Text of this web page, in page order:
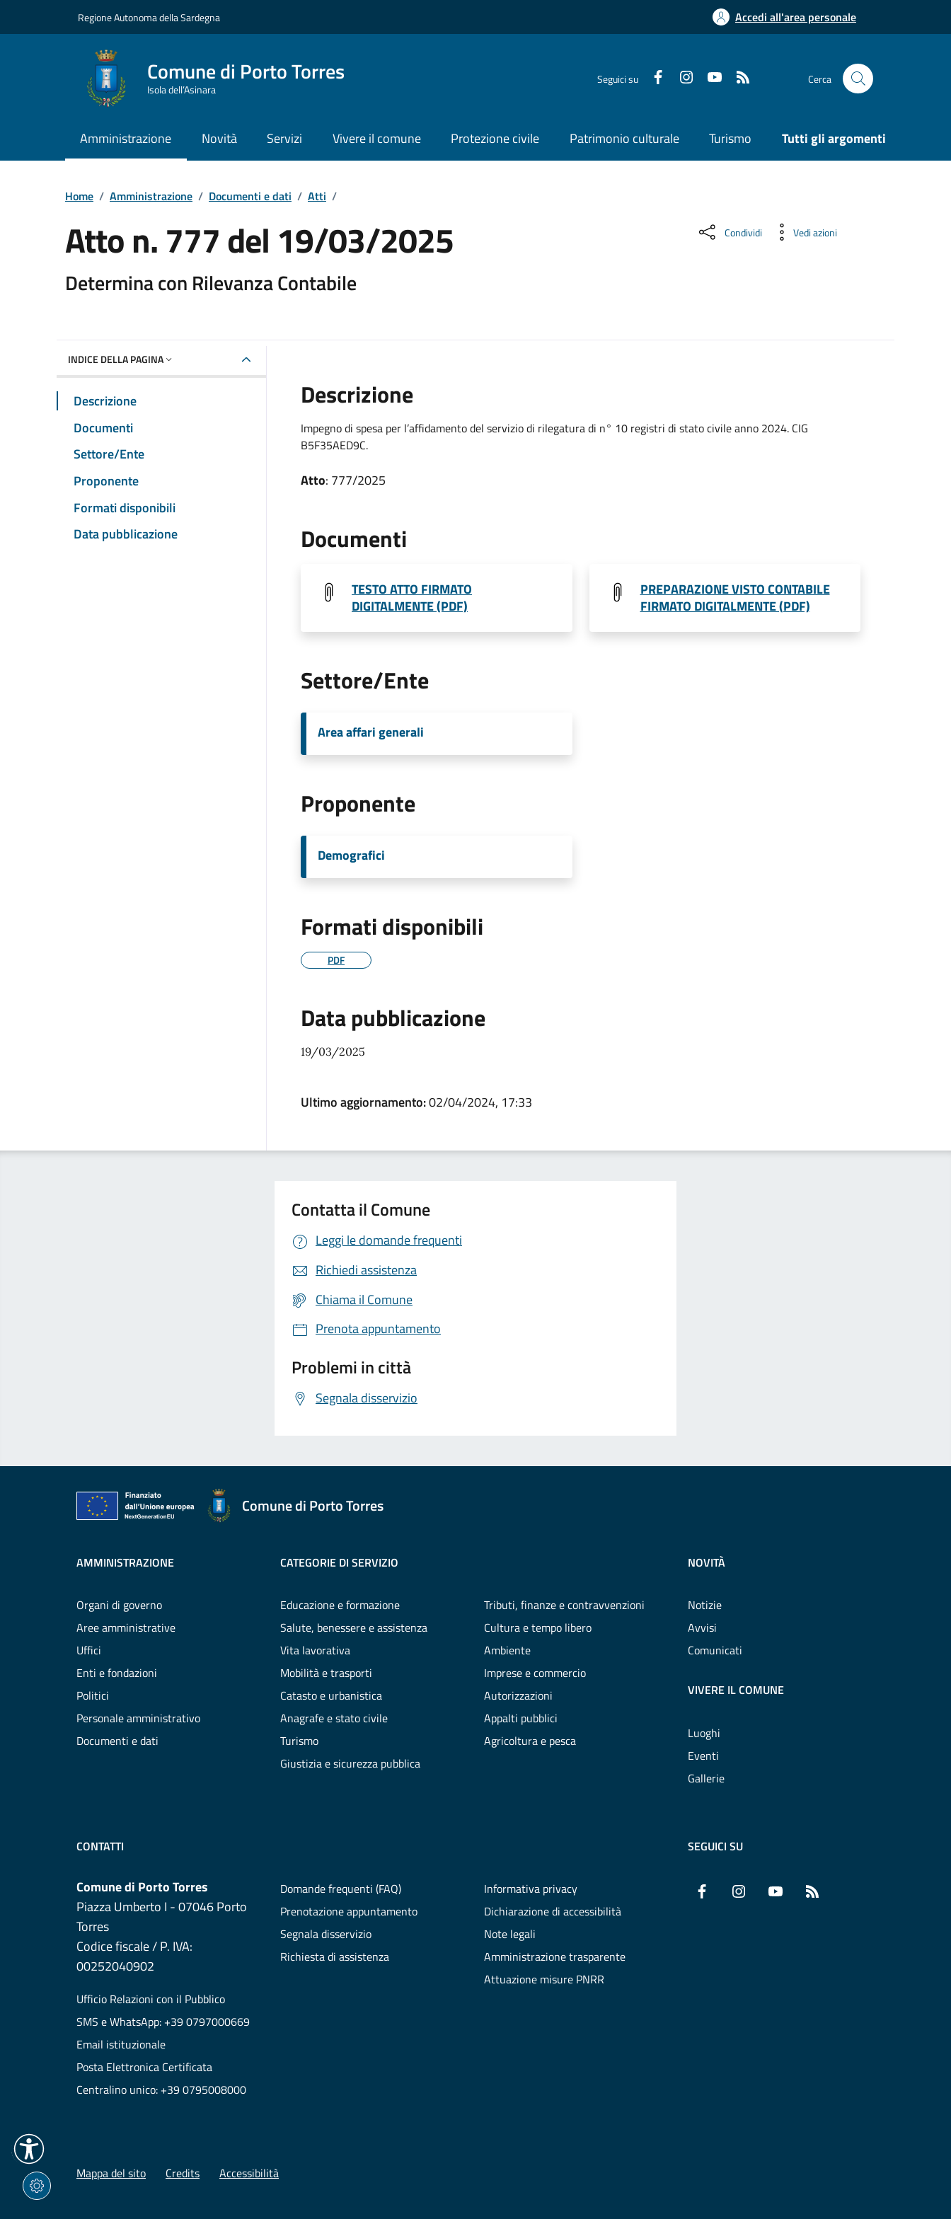
Regione Autonoma della Sardegna Accedi all'area personale
Comune di Porto Torres
Isola dell’Asinara
Seguici su Cerca
Amministrazione Novità Servizi Vivere il comune Protezione civile Patrimonio culturale Turismo Tutti gli argomenti
Home / Amministrazione / Documenti e dati / Atti /
Atto n. 777 del 19/03/2025
Determina con Rilevanza Contabile
Condividi Vedi azioni
INDICE DELLA PAGINA
Descrizione
Documenti
Settore/Ente
Proponente
Formati disponibili
Data pubblicazione
Descrizione
Impegno di spesa per l’affidamento del servizio di rilegatura di n° 10 registri di stato civile anno 2024. CIG
B5F35AED9C.
Atto: 777/2025
Documenti
TESTO ATTO FIRMATO
DIGITALMENTE (PDF)
PREPARAZIONE VISTO CONTABILE
FIRMATO DIGITALMENTE (PDF)
Settore/Ente
Area affari generali
Proponente
Demografici
Formati disponibili
PDF
Data pubblicazione
19/03/2025
Ultimo aggiornamento:02/04/2024, 17:33
Contatta il Comune
Leggi le domande frequenti
Richiedi assistenza
Chiama il Comune
Prenota appuntamento
Problemi in città
Segnala disservizio
Comune di Porto Torres
AMMINISTRAZIONE
Organi di governo
Aree amministrative
Uffici
Enti e fondazioni
Politici
Personale amministrativo
Documenti e dati
CATEGORIE DI SERVIZIO
Educazione e formazione
Salute, benessere e assistenza
Vita lavorativa
Mobilità e trasporti
Catasto e urbanistica
Anagrafe e stato civile
Turismo
Giustizia e sicurezza pubblica
Tributi, finanze e contravvenzioni
Cultura e tempo libero
Ambiente
Imprese e commercio
Autorizzazioni
Appalti pubblici
Agricoltura e pesca
NOVITÀ
Notizie
Avvisi
Comunicati
VIVERE IL COMUNE
Luoghi
Eventi
Gallerie
CONTATTI
Comune di Porto Torres
Piazza Umberto I - 07046 Porto
Torres
Codice fiscale / P. IVA:
00252040902
Ufficio Relazioni con il Pubblico
SMS e WhatsApp: +39 0797000669
Email istituzionale
Posta Elettronica Certificata
Centralino unico: +39 0795008000
Domande frequenti (FAQ)
Prenotazione appuntamento
Segnala disservizio
Richiesta di assistenza
Informativa privacy
Dichiarazione di accessibilità
Note legali
Amministrazione trasparente
Attuazione misure PNRR
SEGUICI SU
Facebook InstagramYouTube
Mappa del sito Credits Accessibilità